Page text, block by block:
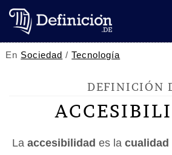
En Sociedad /Tecnología
DEFINICIÓN
La accesibilidad es la cualidad